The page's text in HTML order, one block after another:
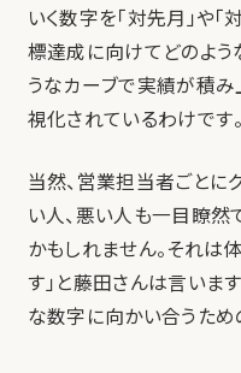
いく数字を「対先月」や
標達成に向けてどのよう
うなカーブで実績が積み
視化されているわけです。
当然、営業担当者ごとに
い人、悪い人も一目瞭然
かもしれません。それは
す」と藤田さんは言いま
な数字に向かい合うため